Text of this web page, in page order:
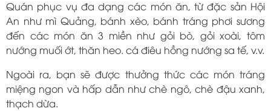
Quán phục vụ đa dạng các món ăn, từ đặc sản Hội
An như mì Quảng, bánh xèo, bánh tráng phơi sương
đến các món ăn 3 miền như gỏi bò, gỏi xoài, tôm
nướng muối ớt, thăn heo. cá điêu hồng nướng sa tế, v.v.
Ngoài ra, bạn sẽ được thưởng thức các món tráng
miệng ngon và hấp dẫn như chè ngô, chè đậu xanh,
thạch dừa.